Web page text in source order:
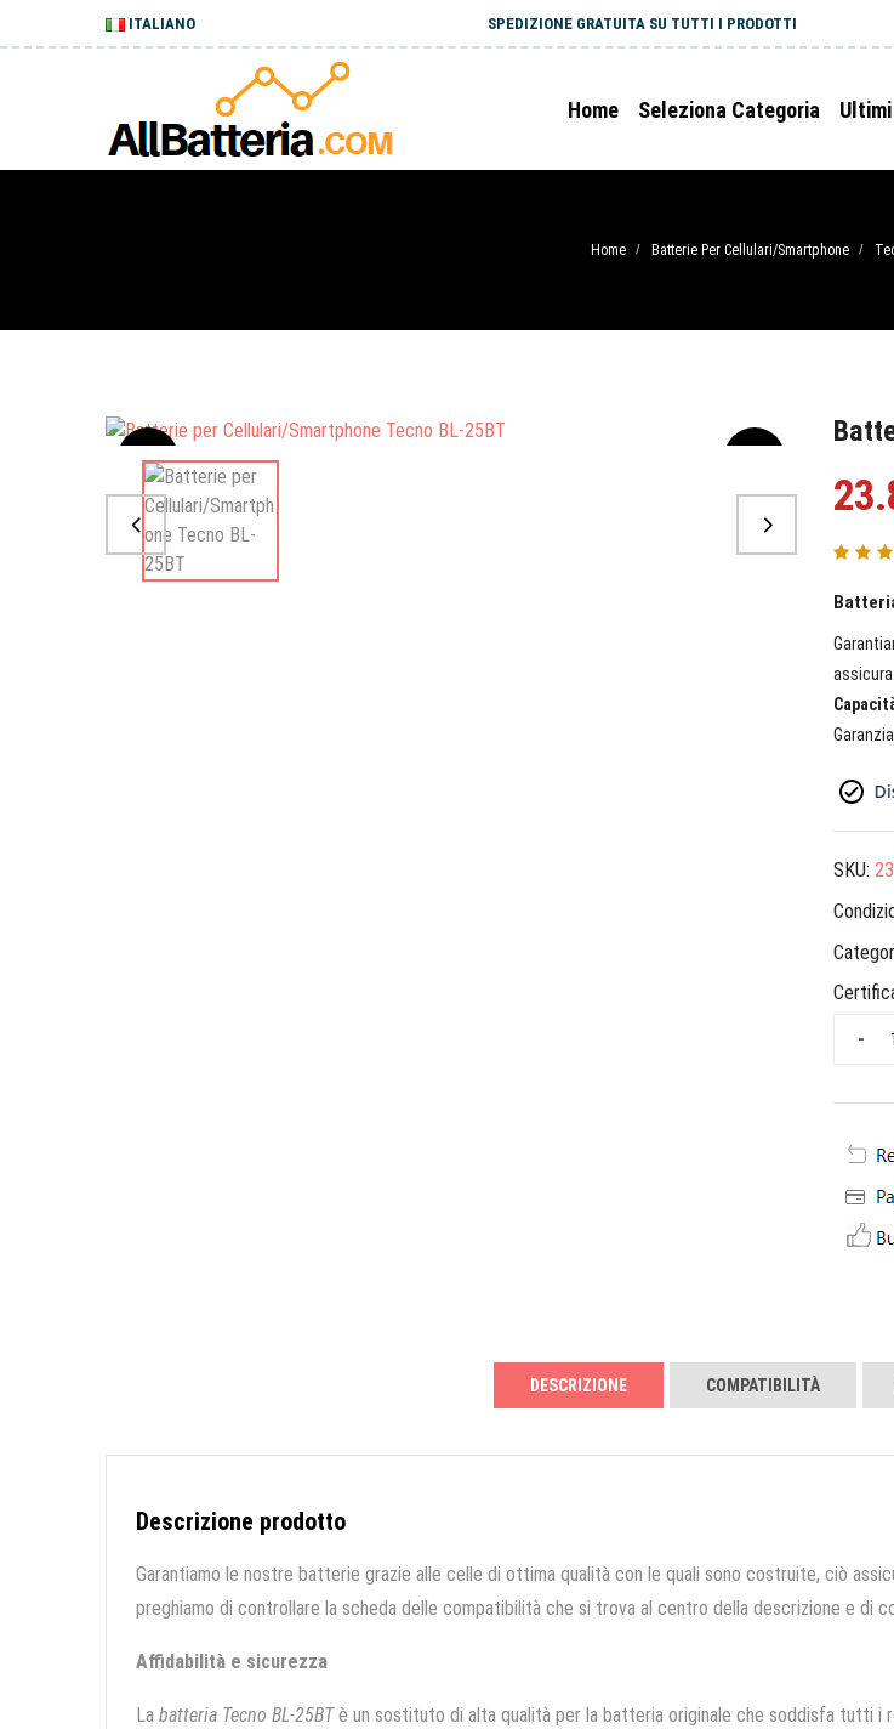
ITALIANO SPEDIZIONE GRATUITA SU TUTTI I PRODOTTI
Home Seleziona Categoria
Home / Batterie Per Cellulari/Smartphone /
Sale
SKU:
-
DESCRIZIONE COMPATIBILITÀ
Descrizione prodotto
Garantiamo le nostre batterie grazie alle celle di ottima qualità con le quali sono costruite, ciò
preghiamo di controllare la scheda delle compatibilità che si trova al centro della descrizione e
Affidabilità e sicurezza
La batteria Tecno BL-25BTè un sostituto di alta qualità per la batteria originale che soddisfa tutti i